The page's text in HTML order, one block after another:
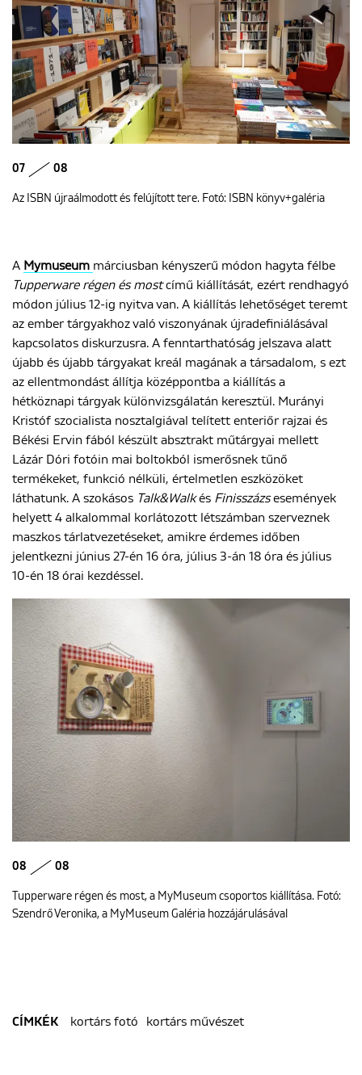
07 08
Az ISBN újraálmodott és felújított tere. Fotó: ISBN könyv+galéria
A Mymuseum márciusban kényszerű módon hagyta félbe
Tupperware régen és mostcímű kiállítását, ezért rendhagyó
módon július 12-ig nyitva van. A kiállítás lehetőséget teremt
az ember tárgyakhoz való viszonyának újradefiniálásával
kapcsolatos diskurzusra. A fenntarthatóság jelszava alatt
újabb és újabb tárgyakat kreál magának a társadalom, s ezt
az ellentmondást állítja középpontba a kiállítás a
hétköznapi tárgyak különvizsgálatán keresztül. Murányi
Kristóf szocialista nosztalgiával telített enteriőr rajzai és
Békési Ervin fából készült absztrakt műtárgyai mellett
Lázár Dóri fotóin mai boltokból ismerősnek tűnő
termékeket, funkció nélküli, értelmetlen eszközöket
láthatunk. A szokásos Talk&Walkés Finisszázsesemények
helyett 4 alkalommal korlátozott létszámban szerveznek
maszkos tárlatvezetéseket, amikre érdemes időben
jelentkezni június 27-én 16 óra, július 3-án 18 óra és július
10-én 18 órai kezdéssel.
08 08
Tupperware régen és most, a MyMuseum csoportos kiállítása. Fotó:
Szendrő Veronika, a MyMuseum Galéria hozzájárulásával
CÍMKÉK kortárs fotó kortárs művészet